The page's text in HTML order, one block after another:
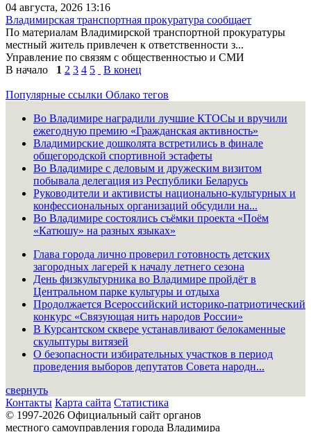
04 августа, 2026 13:16
Владимирская транспортная прокуратура сообщает
По материалам Владимирской транспортной прокуратуры
местный житель привлечен к ответственности з...
Управление по связям с общественностью и СМИ
В начало
1 2 3 4 5 В конец
Популярные ссылки Облако тегов
Во Владимире наградили лучшие КТОСы и вручили
ежегодную премию «Гражданская активность»
Владимирские дошколята встретились в финале
общегородской спортивной эстафеты
Во Владимире с деловым и дружеским визитом
побывала делегация из Республики Беларусь
Руководители и активисты национально-культурных и
конфессиональных организаций обсудили на...
Во Владимире состоялись съёмки проекта «Поём
«Катюшу» на разных языках»
Глава города лично проверил готовность детских
загородных лагерей к началу летнего сезона
День физкультурника во Владимире пройдёт в
Центральном парке культуры и отдыха
Продолжается Всероссийский историко-патриотический
конкурс «Связующая нить народов России»
В Курсантском сквере устанавливают белокаменные
скульптуры витязей
О безопасности избирательных участков в период
проведения выборов депутатов Совета народн...
свернуть
Контакты Карта сайта Статистика
© 1997-2026 Официальный сайт органов
местного самоуправления города Владимира